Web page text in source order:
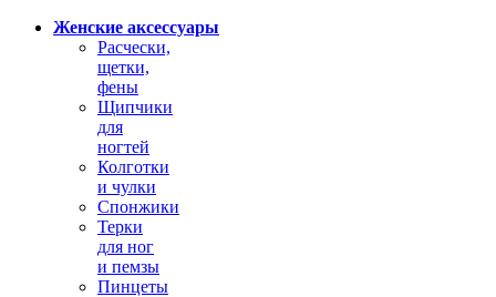
Женские аксессуары
Расчески,
щетки,
фены
Щипчики
для
ногтей
Колготки
и чулки
Спонжики
Терки
для ног
и пемзы
Пинцеты